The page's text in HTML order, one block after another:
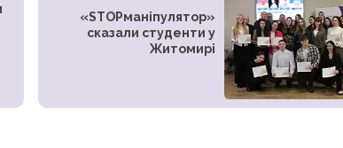
«STOPманіпулятор»
сказали студенти у
Житомирі